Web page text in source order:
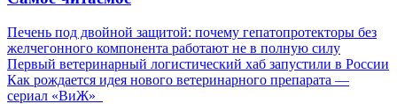
Печень под двойной защитой: почему гепатопротекторы без
желчегонного компонента работают не в полную силу
Первый ветеринарный логистический хаб запустили в России
Как рождается идея нового ветеринарного препарата —
сериал «ВиЖ»